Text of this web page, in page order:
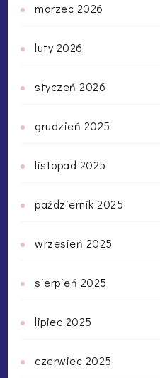
marzec 2026
luty 2026
styczeń 2026
grudzień 2025
listopad 2025
październik 2025
wrzesień 2025
sierpień 2025
lipiec 2025
czerwiec 2025